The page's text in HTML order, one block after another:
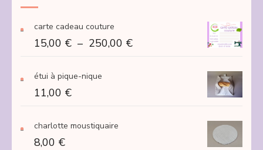
carte cadeau couture
15,00 € – 250,00 €Plage
étui à pique-nique
11,00 €
charlotte moustiquaire
8,00 €